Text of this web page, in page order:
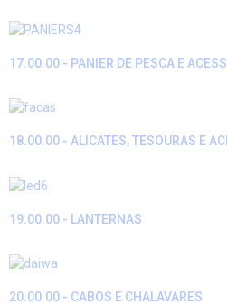
17.00.00 - PANIER DE PESCA E
18.00.00 - ALICATES, TESOURAS E
19.00.00 - LANTERNAS
20.00.00 - CABOS E CHALAVARES